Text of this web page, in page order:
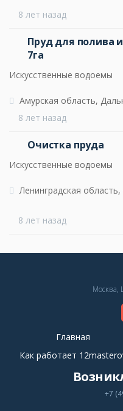
8 лет назад
Пруд для полива
7га
Искусственные водоемы
8 лет назад
Амурская область,
Очистка пруда
Искусственные водоемы
8 лет назад
Ленинградская
Москва,
Главная
Как работает
+7